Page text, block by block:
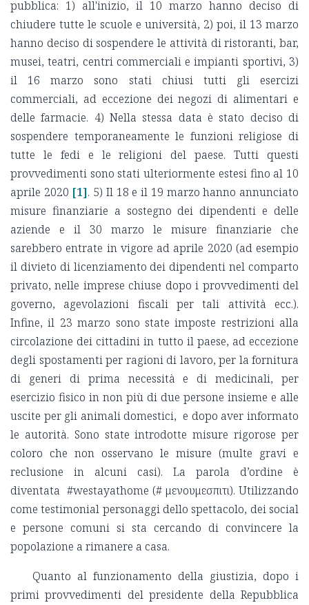
pubblica: 1) all'inizio, il 10 marzo hanno deciso di
chiudere tutte le scuole e università, 2) poi, il 13 marzo
hanno deciso di sospendere le attività di ristoranti, bar,
musei, teatri, centri commerciali e impianti sportivi, 3)
il 16 marzo sono stati chiusi tutti gli esercizi
commerciali, ad eccezione dei negozi di alimentari e
delle farmacie. 4) Nella stessa data è stato deciso di
sospendere temporaneamente le funzioni religiose di
tutte le fedi e le religioni del paese. Tutti questi
provvedimenti sono stati ulteriormente estesi fino al 10
aprile 2020 [1]. 5) Il 18 e il 19 marzo hanno annunciato
misure finanziarie a sostegno dei dipendenti e delle
aziende e il 30 marzo le misure finanziarie che
sarebbero entrate in vigore ad aprile 2020 (ad esempio
il divieto di licenziamento dei dipendenti nel comparto
privato, nelle imprese chiuse dopo i provvedimenti del
governo, agevolazioni fiscali per tali attività ecc.).
Infine, il 23 marzo sono state imposte restrizioni alla
circolazione dei cittadini in tutto il paese, ad eccezione
degli spostamenti per ragioni di lavoro, per la fornitura
di generi di prima necessità e di medicinali, per
esercizio fisico in non più di due persone insieme e alle
uscite per gli animali domestici, e dopo aver informato
le autorità. Sono state introdotte misure rigorose per
coloro che non osservano le misure (multe gravi e
reclusione in alcuni casi). La parola d’ordine è
diventata #westayathome (# μενουμεσπιτι). Utilizzando
come testimonial personaggi dello spettacolo, dei social
e persone comuni si sta cercando di convincere la
popolazione a rimanere a casa.
Quanto al funzionamento della giustizia, dopo i
primi provvedimenti del presidente della Repubblica